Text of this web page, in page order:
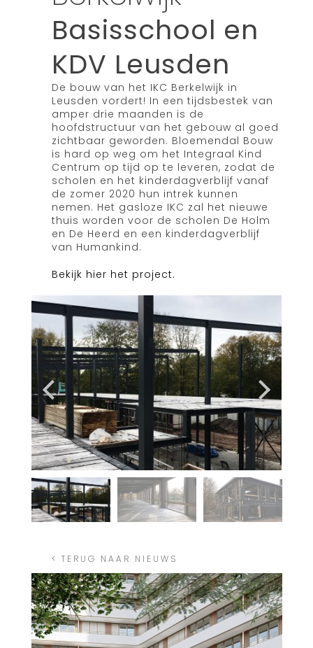
Basisschool en
KDV Leusden
De bouw van het IKC Berkelwijk in
Leusden vordert! In een tijdsbestek van
amper drie maanden is de
hoofdstructuur van het gebouw al goed
zichtbaar geworden. Bloemendal Bouw
is hard op weg om het Integraal Kind
Centrum op tijd op te leveren, zodat de
scholen en het kinderdagverblijf vanaf
de zomer 2020 hun intrek kunnen
nemen. Het gasloze IKC zal het nieuwe
thuis worden voor de scholen De Holm
en De Heerd en een kinderdagverblijf
van Humankind.
Bekijk hier het project.
< TERUG NAAR NIEUWS
Nieuws uitgelicht home Nieuws
Wageningen uitgelicht 6 2026